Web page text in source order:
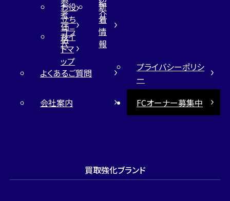
考
価
格
介
お役
立ち
コラ
ム
新
着
情
報
サイ
トマ
ップ
よくあるご質問
プライバシーポリシ
ー
会社案内
FCオーナー募集中
買取強化ブランド